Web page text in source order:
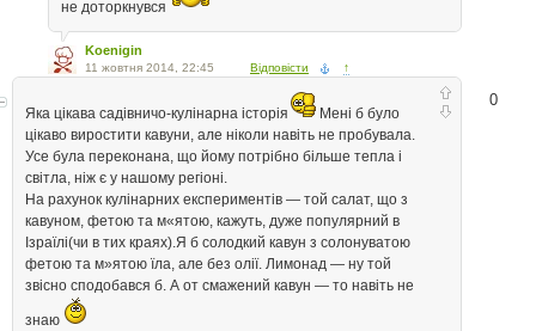
не доторкнувся
Koenigin
11 жовтня 2014, 22:45 Відповісти ↑
0
Яка цікава садівничо-кулінарна історія
Мені б було
цікаво виростити кавуни, але ніколи навіть не пробувала.
Усе була переконана, що йому потрібно більше тепла і
світла, ніж є у нашому регіоні.
На рахунок кулінарних експериментів — той салат, що з
кавуном, фетою та м«ятою, кажуть, дуже популярний в
Ізраїлі(чи в тих краях).Я б солодкий кавун з солонуватою
фетою та м»ятою їла, але без олії. Лимонад — ну той
звісно сподобався б. А от смажений кавун — то навіть не
знаю